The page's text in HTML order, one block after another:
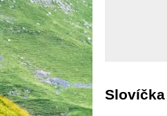
Slovíčka